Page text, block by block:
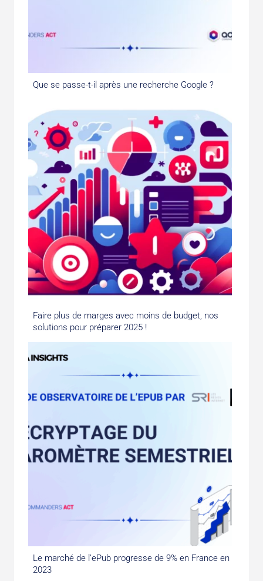
Que se passe-t-il après une recherche Google ?
Faire plus de marges avec moins de budget, nos
solutions pour préparer 2025 !
Le marché de l’ePub progresse de 9% en France en
2023